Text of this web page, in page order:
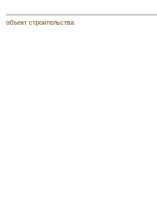
объект строительства